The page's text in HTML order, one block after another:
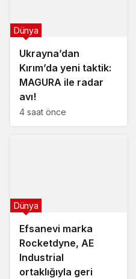
Ukrayna’dan
Kırım’da yeni taktik:
MAGURA ile radar
avı!
Dünya
4 saat önce
Efsanevi marka
Rocketdyne, AE
Industrial
ortaklığıyla geri
Dünya